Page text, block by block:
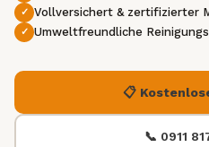
Vollversichert & zertifizierter
Umweltfreundliche
📋
📞 0911